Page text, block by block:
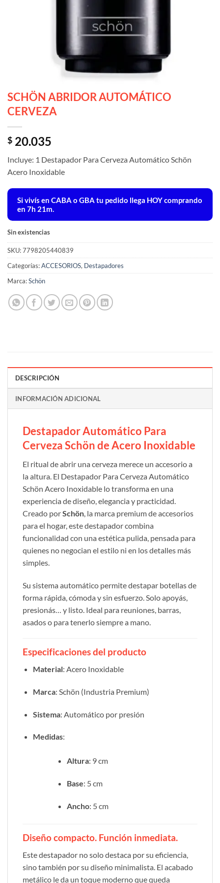
SCHÖN ABRIDOR AUTOMÁTICO
CERVEZA
$ 20.035
Incluye: 1 Destapador Para Cerveza Automático Schön
Acero Inoxidable
Si vivís en CABA o GBA tu pedido llega HOYcomprando
en 7h 21m.
Sin existencias
SKU:7798205440839
Categorías:ACCESORIOS, Destapadores
Marca:Schön
DESCRIPCIÓN
INFORMACIÓN ADICIONAL
Destapador Automático Para
Cerveza Schön de Acero Inoxidable
El ritual de abrir una cerveza merece un accesorio a
la altura. El Destapador Para Cerveza Automático
Schön Acero Inoxidable lo transforma en una
experiencia de diseño, elegancia y practicidad.
Creado porSchön , la marca premium de accesorios
para el hogar, este destapador combina
funcionalidad con una estética pulida, pensada para
quienes no negocian el estilo ni en los detalles más
simples.
Su sistema automático permite destapar botellas de
forma rápida, cómoda y sin esfuerzo. Solo apoyás,
presionás… y listo. Ideal para reuniones, barras,
asados o para tenerlo siempre a mano.
Especificaciones del producto
Material: Acero Inoxidable
Marca: Schön (Industria Premium)
Sistema: Automático por presión
Medidas:
Altura: 9 cm
Base: 5 cm
Ancho: 5 cm
Diseño compacto. Función inmediata.
Este destapador no solo destaca por su eficiencia,
sino también por su diseño minimalista. El acabado
metálico le da un toque moderno que queda